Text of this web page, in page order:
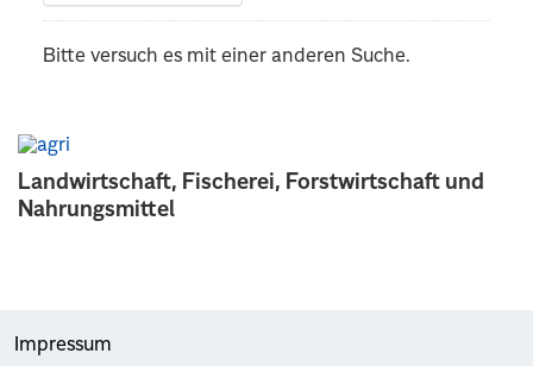
Landwirtschaft, Fischerei, Forstwirtschaft und
Nahrungsmittel
Bitte versuch es mit einer anderen Suche.
Impressum